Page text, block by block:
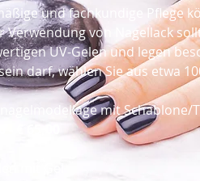
und fachkundige Pflege
Verwendung von Nagellack
UV-Gelen und legen
darf, wählen Sie aus etwa
mit Schablone/